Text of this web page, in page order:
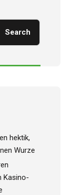
Search
hektik,
Wurze
Kasino-